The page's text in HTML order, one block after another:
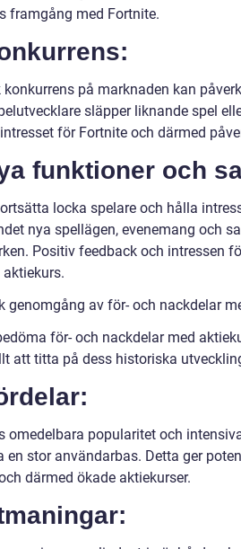
framgång med Fortnite.
konkurrens på marknaden kan
släpper liknande spel
för Fortnite och därmed
funktioner och
locka spelare och hålla
nya spellägen, evenemang och
Positiv feedback och intressen
genomgång av för- och nackdelar
för- och nackdelar med
att titta på dess historiska
omedelbara popularitet och
en stor användarbas. Detta ger
därmed ökade aktiekurser.